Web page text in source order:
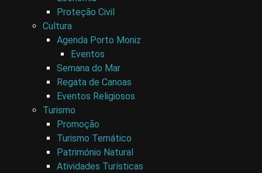
Proteção Civil
Cultura
Agenda Porto Moniz
Eventos
Semana do Mar
Regata de Canoas
Eventos Religiosos
Turismo
Promoção
Turismo Temático
Património Natural
Atividades Turísticas